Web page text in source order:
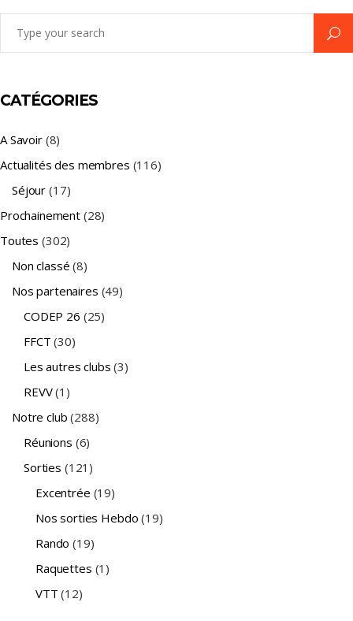
CATÉGORIES
A Savoir(8)
Actualités des membres (116)
Séjour (17)
Prochainement (28)
Toutes (302)
Non classé (8)
Nos partenaires (49)
CODEP 26 (25)
FFCT (30)
Les autres clubs (3)
REVV(1)
Notre club (288)
Réunions (6)
Sorties (121)
Excentrée (19)
Nos sorties Hebdo (19)
Rando (19)
Raquettes (1)
VTT (12)